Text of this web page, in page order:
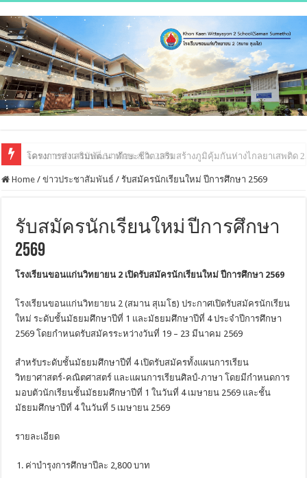
โครงการส่งเสริมพัฒนาทักษะชีวิต เสริมสร้างภูมิคุ้มกันห่างไกลยาเสพติด
จดหมายข่าว ฉบับที่ 54 เดือน ส.ค. 2569
Home / ข่าวประชาสัมพันธ์ / รับสมัครนักเรียนใหม่ ปีการศึกษา 2569
รับสมัครนักเรียนใหม่ ปีการศึกษา
2569
โรงเรียนขอนแก่นวิทยายน 2 เปิดรับสมัครนักเรียนใหม่ ปีการศึกษา 2569
โรงเรียนขอนแก่นวิทยายน 2 (สมาน สุเมโธ) ประกาศเปิดรับสมัครนักเรียน
ใหม่ ระดับชั้นมัธยมศึกษาปีที่ 1 และมัธยมศึกษาปีที่ 4 ประจำปีการศึกษา
2569 โดยกำหนดรับสมัครระหว่างวันที่ 19 – 23 มีนาคม 2569
สำหรับระดับชั้นมัธยมศึกษาปีที่ 4 เปิดรับสมัครทั้งแผนการเรียน
วิทยาศาสตร์-คณิตศาสตร์ และแผนการเรียนศิลป์-ภาษา โดยมีกำหนดการ
มอบตัวนักเรียนชั้นมัธยมศึกษาปีที่ 1 ในวันที่ 4 เมษายน 2569 และชั้น
มัธยมศึกษาปีที่ 4 ในวันที่ 5 เมษายน 2569
รายละเอียด
ค่าบำรุงการศึกษาปีละ 2,800 บาท